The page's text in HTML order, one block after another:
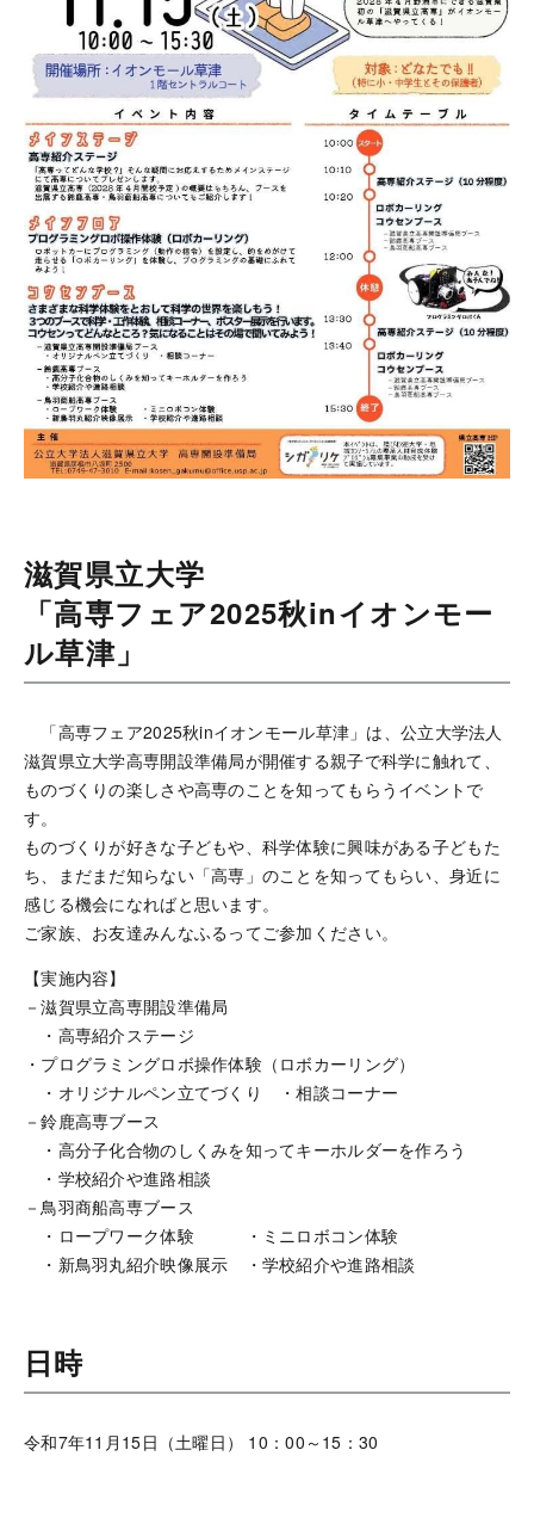
滋賀県立大学
「高専フェア2025秋inイオンモー
ル草津」
「高専フェア2025秋inイオンモール草津」は、公立大学法人
滋賀県立大学高専開設準備局が開催する親子で科学に触れて、
ものづくりの楽しさや高専のことを知ってもらうイベントで
す。
ものづくりが好きな子どもや、科学体験に興味がある子どもた
ち、まだまだ知らない「高専」のことを知ってもらい、身近に
感じる機会になればと思います。
ご家族、お友達みんなふるってご参加ください。
【実施内容】
－滋賀県立高専開設準備局
・高専紹介ステージ
・プログラミングロボ操作体験（ロボカーリング）
・オリジナルペン立てづくり ・相談コーナー
－鈴鹿高専ブース
・高分子化合物のしくみを知ってキーホルダーを作ろう
・学校紹介や進路相談
－鳥羽商船高専ブース
・ロープワーク体験 ・ミニロボコン体験
・新鳥羽丸紹介映像展示 ・学校紹介や進路相談
日時
令和7年11月15日（土曜日） 10：00～15：30